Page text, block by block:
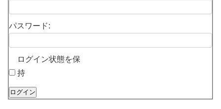
パスワード:
ログイン状態を保
持
ログイン